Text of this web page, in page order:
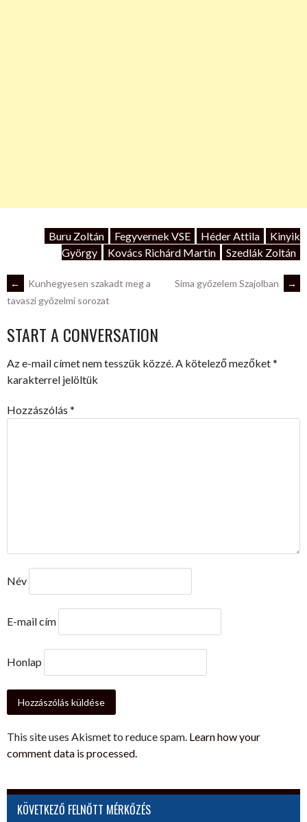
Buru Zoltán Fegyvernek VSE Héder Attila
Kinyik
György
Kovács Richárd Martin Szedlák Zoltán
POST
NAVIGATION
←
Kunhegyesen szakadt meg a
tavaszi győzelmi sorozat
Sima győzelem Szajolban →
START A CONVERSATION
Az e-mail címet nem tesszük közzé. A kötelező mezőket*
karakterrel jelöltük
Hozzászólás *
Név
E-mail cím
Honlap
This site uses Akismet to reduce spam. Learn how your
comment data is processed.
KÖVETKEZŐ FELNŐTT MÉRKŐZÉS